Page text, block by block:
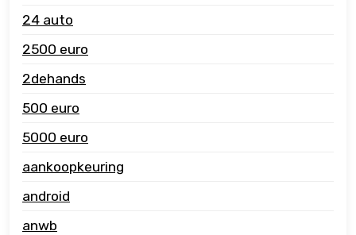
24 auto
2500 euro
2dehands
500 euro
5000 euro
aankoopkeuring
android
anwb